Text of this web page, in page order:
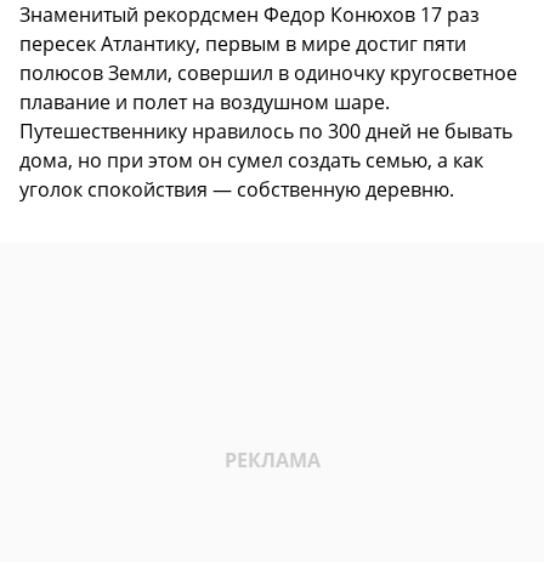
Знаменитый рекордсмен Федор Конюхов 17 раз
пересек Атлантику, первым в мире достиг пяти
полюсов Земли, совершил в одиночку кругосветное
плавание и полет на воздушном шаре.
Путешественнику нравилось по 300 дней не бывать
дома, но при этом он сумел создать семью, а как
уголок спокойствия — собственную деревню.